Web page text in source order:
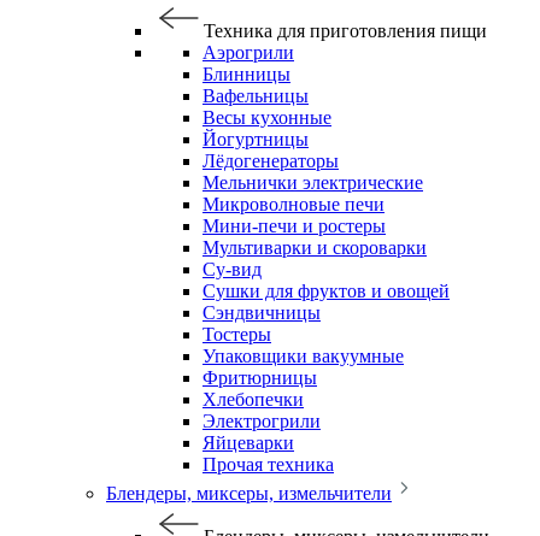
Техника для приготовления пищи
Аэрогрили
Блинницы
Вафельницы
Весы кухонные
Йогуртницы
Лёдогенераторы
Мельнички электрические
Микроволновые печи
Мини-печи и ростеры
Мультиварки и скороварки
Су-вид
Сушки для фруктов и овощей
Сэндвичницы
Тостеры
Упаковщики вакуумные
Фритюрницы
Хлебопечки
Электрогрили
Яйцеварки
Прочая техника
Блендеры, миксеры, измельчители